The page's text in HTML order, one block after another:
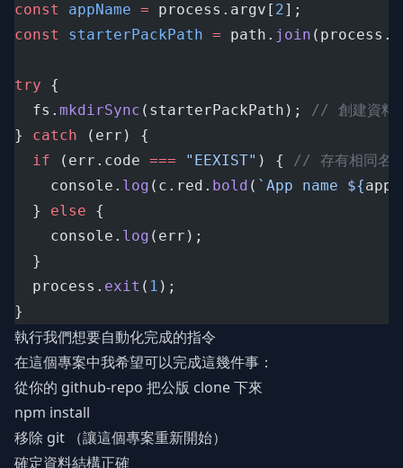
const appName = process.argv[ 2];
const
starterPackPath = path. join (process.
try {
  fs.
mkdirSync (starterPackPath); // 創建資料
} catch (err) {
if (err.code === "EEXIST" ) { // 存有相同名
    console.
log (c.red. bold ( `App name ${
  }
else {
    console.
log (err);
  }
  process.
exit ( 1 );
}
執行我們想要自動化完成的指令
在這個專案中我希望可以完成這幾件事：
從你的 github-repo 把公版 clone 下來
npm install
移除 git （讓這個專案重新開始）
確定資料結構正確